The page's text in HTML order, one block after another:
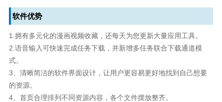
软件优势
1.拥有多元化的漫画视频收藏，还每天为您更新大量应用工具。
2.语音输入可快速完成任务下载，并新增多任务联合下载通道模
式。
3、清晰简洁的软件界面设计，让用户更容易更好地找到自己想要
的资源。
4、首页合理排列不同资源内容，各个文件摆放整齐。